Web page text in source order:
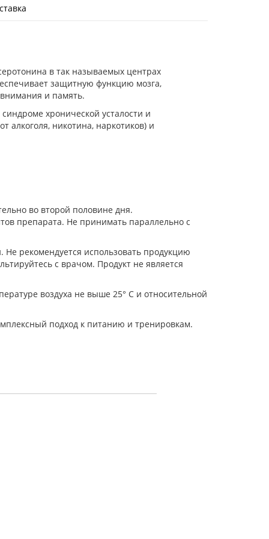
в так называемых центрах
защитную функцию мозга,
и память.
хронической усталости и
алкоголя, никотина, наркотиков) и
во второй половине дня.
препарата. Не принимать параллельно с
рекомендуется использовать продукцию
с врачом. Продукт не является
воздуха не выше 25° С и относительной
подход к питанию и тренировкам.